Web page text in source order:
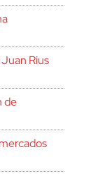
Rius
de